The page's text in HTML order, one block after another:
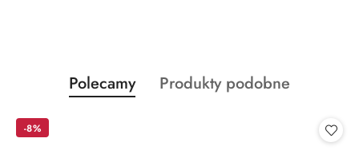
Pomiń karuzelę produktów
Produkty
o
Polecamy
Produkty
Produkty podobne
-8%